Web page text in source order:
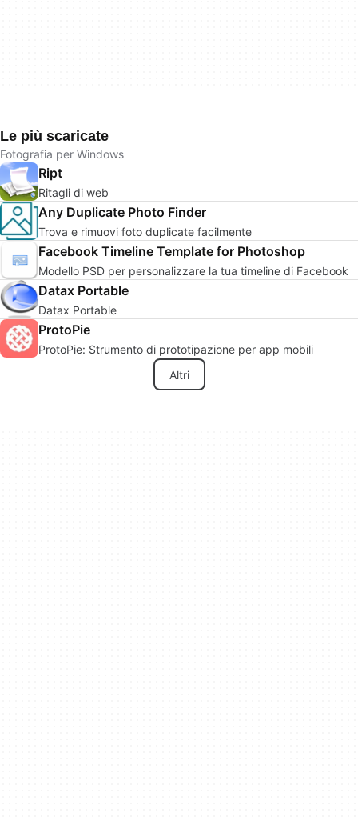
Le più scaricate
Fotografia per Windows
Ript
Ritagli di web
Any Duplicate Photo Finder
Trova e rimuovi foto duplicate facilmente
Facebook Timeline Template for Photoshop
Modello PSD per personalizzare la tua timeline di Facebook
Datax Portable
Datax Portable
ProtoPie
ProtoPie: Strumento di prototipazione per app mobili
Altri